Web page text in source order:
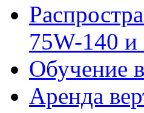
75W-140 и
Обучение
Аренда